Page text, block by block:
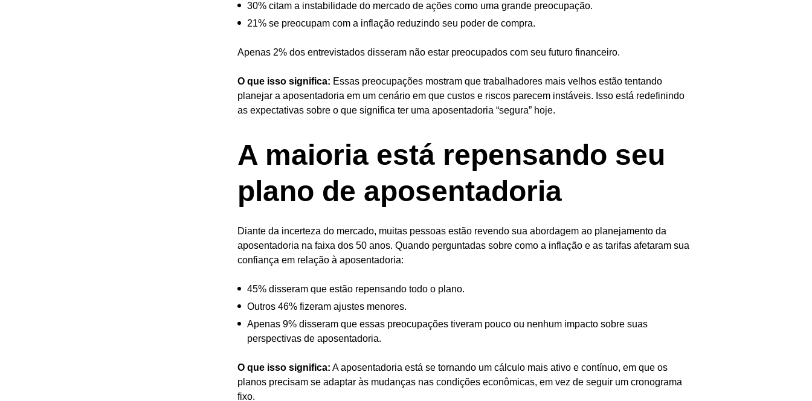
30% citam a instabilidade do mercado de ações como uma grande preocupação.
21% se preocupam com a inflação reduzindo seu poder de compra.
Apenas 2% dos entrevistados disseram não estar preocupados com seu futuro financeiro.
O que isso significa: Essas preocupações mostram que trabalhadores mais velhos estão tentando
planejar a aposentadoria em um cenário em que custos e riscos parecem instáveis. Isso está redefinindo
as expectativas sobre o que significa ter uma aposentadoria “segura” hoje.
A maioria está repensando seu
plano de aposentadoria
Diante da incerteza do mercado, muitas pessoas estão revendo sua abordagem ao planejamento da
aposentadoria na faixa dos 50 anos. Quando perguntadas sobre como a inflação e as tarifas afetaram sua
confiança em relação à aposentadoria:
45% disseram que estão repensando todo o plano.
Outros 46% fizeram ajustes menores.
Apenas 9% disseram que essas preocupações tiveram pouco ou nenhum impacto sobre suas
perspectivas de aposentadoria.
O que isso significa: A aposentadoria está se tornando um cálculo mais ativo e contínuo, em que os
planos precisam se adaptar às mudanças nas condições econômicas, em vez de seguir um cronograma
fixo.